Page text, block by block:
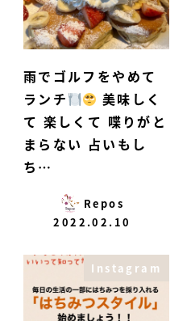
雨でゴルフをやめて
ランチ
美味しく
て 楽しくて 喋りがと
まらない 占いもし
ち…
Repos
2022.02.10
Instagram